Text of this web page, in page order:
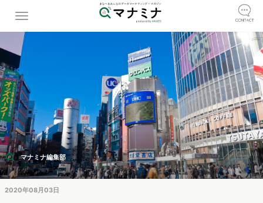
マナミナ編集部
2020年08月03日